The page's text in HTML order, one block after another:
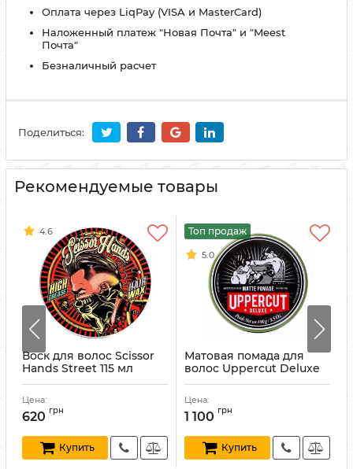
Оплата через LiqPay (VISA и MasterCard)
Наложенный платеж "Новая Почта" и "Meest
Почта"
Безналичный расчет
Поделиться:
Рекомендуемые товары
4.6
Воск для волос Scissor
Hands Street 115 мл
Артикул: 4820230700299
Цена:
620 грн
Купить
Топ продаж
5.0
Матовая помада для
волос Uppercut Deluxe
Matte Pomade 100 г
Артикул:
Цена:
1 100 грн
Купить